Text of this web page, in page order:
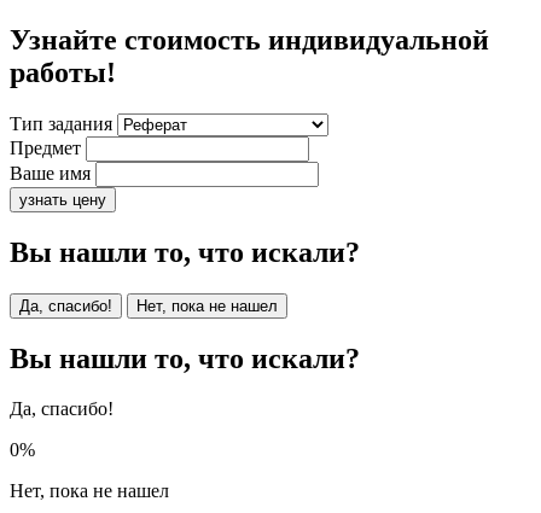
Узнайте стоимость индивидуальной
работы!
Тип задания
Предмет
Ваше имя
узнать цену
Вы нашли то, что искали?
Да, спасибо! Нет, пока не нашел
Вы нашли то, что искали?
Да, спасибо!
0%
Нет, пока не нашел